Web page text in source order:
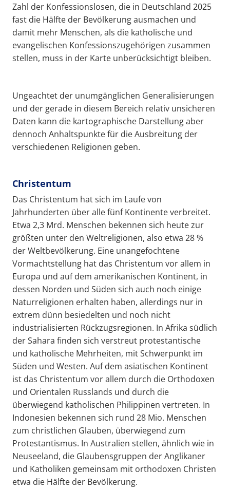
Zahl der Konfessionslosen, die in Deutschland 2025
fast die Hälfte der Bevölkerung ausmachen und
damit mehr Menschen, als die katholische und
evangelischen Konfessionszugehörigen zusammen
stellen, muss in der Karte unberücksichtigt bleiben.
Ungeachtet der unumgänglichen Generalisierungen
und der gerade in diesem Bereich relativ unsicheren
Daten kann die kartographische Darstellung aber
dennoch Anhaltspunkte für die Ausbreitung der
verschiedenen Religionen geben.
Christentum
Das Christentum hat sich im Laufe von
Jahrhunderten über alle fünf Kontinente verbreitet.
Etwa 2,3 Mrd. Menschen bekennen sich heute zur
größten unter den Weltreligionen, also etwa 28 %
der Weltbevölkerung. Eine unangefochtene
Vormachtstellung hat das Christentum vor allem in
Europa und auf dem amerikanischen Kontinent, in
dessen Norden und Süden sich auch noch einige
Naturreligionen erhalten haben, allerdings nur in
extrem dünn besiedelten und noch nicht
industrialisierten Rückzugsregionen. In Afrika südlich
der Sahara finden sich verstreut protestantische
und katholische Mehrheiten, mit Schwerpunkt im
Süden und Westen. Auf dem asiatischen Kontinent
ist das Christentum vor allem durch die Orthodoxen
und Orientalen Russlands und durch die
überwiegend katholischen Philippinen vertreten. In
Indonesien bekennen sich rund 28 Mio. Menschen
zum christlichen Glauben, überwiegend zum
Protestantismus. In Australien stellen, ähnlich wie in
Neuseeland, die Glaubensgruppen der Anglikaner
und Katholiken gemeinsam mit orthodoxen Christen
etwa die Hälfte der Bevölkerung.